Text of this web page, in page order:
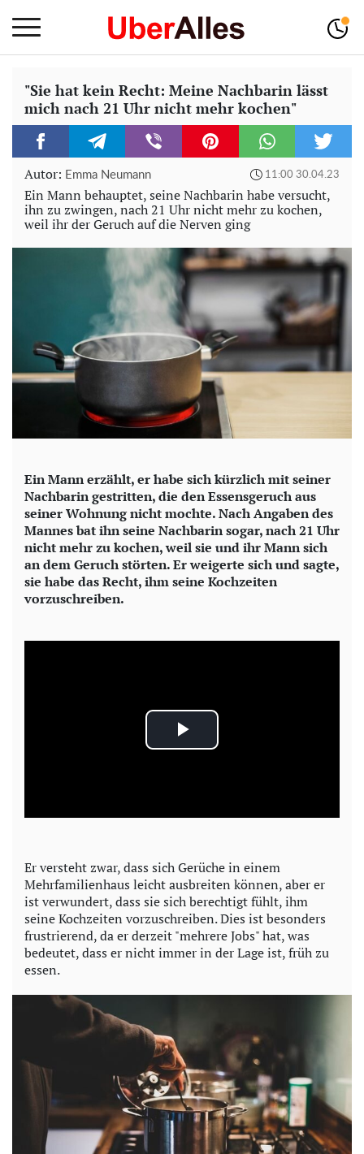
"Sie hat kein Recht: Meine Nachbarin lässt
mich nach 21 Uhr nicht mehr kochen"
Autor: Emma Neumann 11:00 30.04.23
Ein Mann behauptet, seine Nachbarin habe versucht,
ihn zu zwingen, nach 21 Uhr nicht mehr zu kochen,
weil ihr der Geruch auf die Nerven ging
Ein Mann erzählt, er habe sich kürzlich mit seiner
Nachbarin gestritten, die den Essensgeruch aus
seiner Wohnung nicht mochte. Nach Angaben des
Mannes bat ihn seine Nachbarin sogar, nach 21 Uhr
nicht mehr zu kochen, weil sie und ihr Mann sich
an dem Geruch störten. Er weigerte sich und sagte,
sie habe das Recht, ihm seine Kochzeiten
vorzuschreiben.
P
a
y
V
i
e
o
Er versteht zwar, dass sich Gerüche in einem
Mehrfamilienhaus leicht ausbreiten können, aber er
ist verwundert, dass sie sich berechtigt fühlt, ihm
seine Kochzeiten vorzuschreiben. Dies ist besonders
frustrierend, da er derzeit "mehrere Jobs" hat, was
bedeutet, dass er nicht immer in der Lage ist, früh zu
essen.